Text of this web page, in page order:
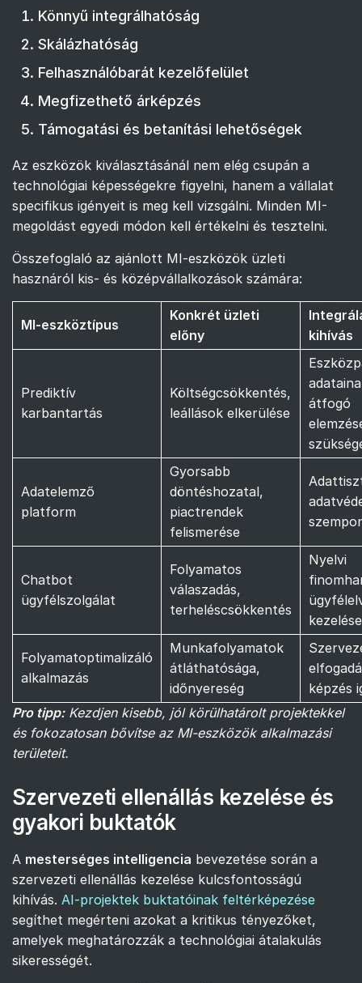
Könnyű integrálhatóság
Skálázhatóság
Felhasználóbarát kezelőfelület
Megfizethető árképzés
Támogatási és betanítási lehetőségek
Az eszközök kiválasztásánál nem elég csupán a
technológiai képességekre figyelni, hanem a vállalat
specifikus igényeit is meg kell vizsgálni. Minden MI-
megoldást egyedi módon kell értékelni és tesztelni.
Összefoglaló az ajánlott MI-eszközök üzleti
hasznáról kis- és középvállalkozások számára:
MI-eszköztípus
Konkrét üzleti
előny
kihívás
Prediktív
karbantartás
Költségcsökkentés,
leállások elkerülése
átfogó
Adatelemző
platform
Gyorsabb
döntéshozatal,
piactrendek
felismerése
Chatbot
ügyfélszolgálat
Folyamatos
válaszadás,
terheléscsökkentés
Nyelvi
kezelése
Folyamatoptimalizáló
alkalmazás
Munkafolyamatok
átláthatósága,
időnyereség
képzés
Pro tipp: Kezdjen kisebb, jól körülhatárolt projektekkel
és fokozatosan bővítse az MI-eszközök alkalmazási
területeit.
Szervezeti ellenállás kezelése és
gyakori buktatók
A mesterséges intelligencia bevezetése során a
szervezeti ellenállás kezelése kulcsfontosságú
kihívás. AI-projektek buktatóinak feltérképezése
segíthet megérteni azokat a kritikus tényezőket,
amelyek meghatározzák a technológiai átalakulás
sikerességét.